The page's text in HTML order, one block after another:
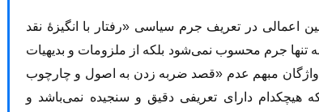
اعمالى در تعریف جرم سیاسى «رفتار با انگیزهٔ نقد
جرم محسوب نمى‌شود بلکه از ملزومات و بدیهیات
مبهم عدم «قصد ضربه زدن به اصول و چارچوب
هیچکدام داراى تعریفى دقیق و سنجیده نمى‌باشد و